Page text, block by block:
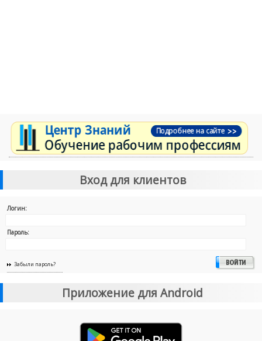
Вход для клиентов
Логин:
Пароль:
Забыли пароль?
Приложение для Android